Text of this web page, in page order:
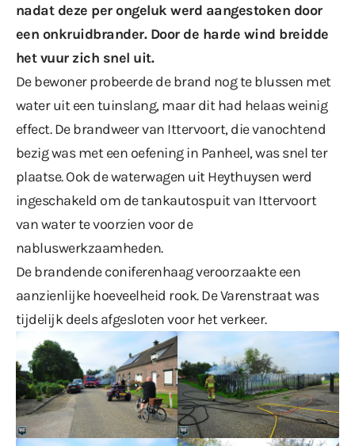
nadat deze per ongeluk werd aangestoken door
een onkruidbrander. Door de harde wind breidde
het vuur zich snel uit.
De bewoner probeerde de brand nog te blussen met
water uit een tuinslang, maar dit had helaas weinig
effect. De brandweer van Ittervoort, die vanochtend
bezig was met een oefening in Panheel, was snel ter
plaatse. Ook de waterwagen uit Heythuysen werd
ingeschakeld om de tankautospuit van Ittervoort
van water te voorzien voor de
nabluswerkzaamheden.
De brandende coniferenhaag veroorzaakte een
aanzienlijke hoeveelheid rook. De Varenstraat was
tijdelijk deels afgesloten voor het verkeer.